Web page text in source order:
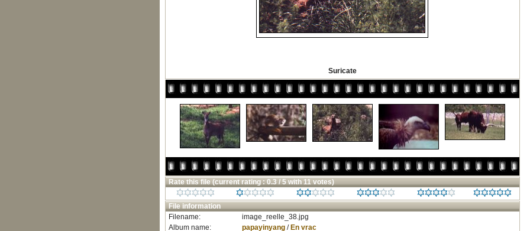
Suricate
Rate this file (current rating : 0.3 / 5 with 11 votes)
File information
Filename:
image_reelle_38.jpg
Album name:
papayinyang/ En vrac